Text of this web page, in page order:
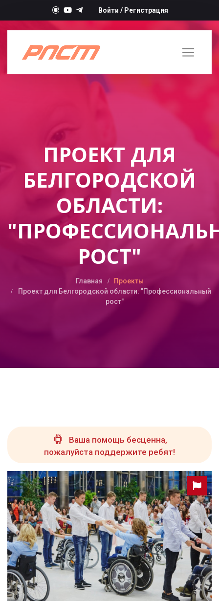
Войти / Регистрация
ПРОЕКТ ДЛЯ
БЕЛГОРОДСКОЙ
ОБЛАСТИ:
РОСТ"
Главная
Проекты
Проект для Белгородской области: "Профессиональный
рост"
Ваша помощь бесценна,
пожалуйста поддержите ребят!